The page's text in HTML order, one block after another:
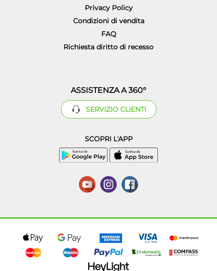
Privacy Policy
Condizioni di vendita
FAQ
Richiesta diritto di recesso
ASSISTENZA A 360°
SERVIZIO CLIENTI
SCOPRI L'APP